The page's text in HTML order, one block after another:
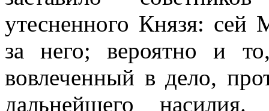
утесненного Князя: сей
за него; вероятно и
вовлеченный в дело,
дальнейшего